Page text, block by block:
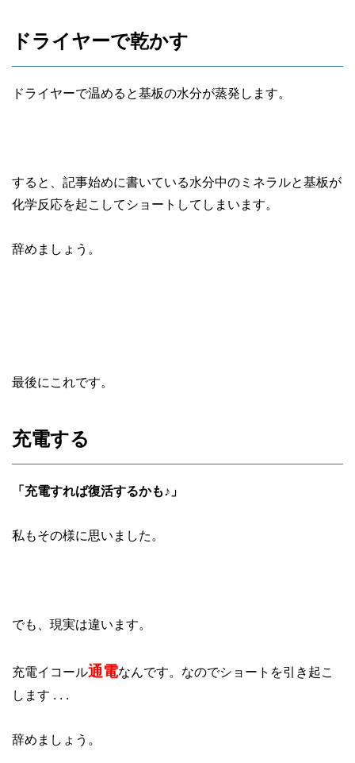
ドライヤーで乾かす
ドライヤーで温めると基板の水分が蒸発します。
すると、記事始めに書いている水分中のミネラルと基板が
化学反応を起こしてショートしてしまいます。
辞めましょう。
最後にこれです。
充電する
「充電すれば復活するかも♪」
私もその様に思いました。
でも、現実は違います。
充電イコール通電なんです。なのでショートを引き起こ
します . . .
辞めましょう。